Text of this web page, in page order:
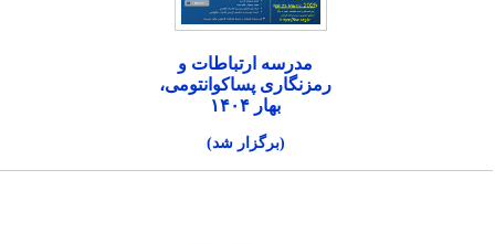
مدرسه ارتباطات و
رمزنگاری پساکوانتومی،
بهار ۱۴۰۴
(برگزار شد)